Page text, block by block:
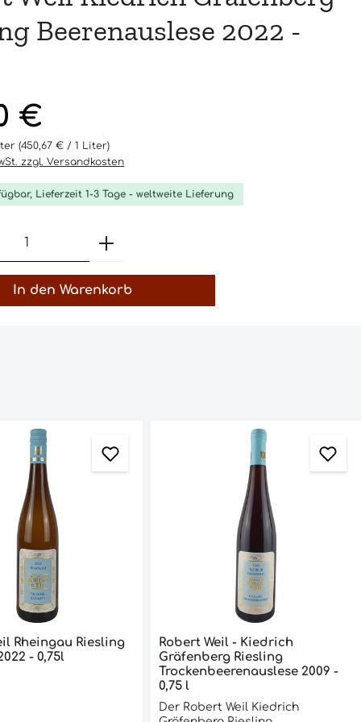
Beerenauslese 2022 -
€
(450,67 € / 1 Liter)
zzgl. Versandkosten
Lieferzeit 1-3 Tage - weltweite Lieferung
Anzahl: Gib den gewünschten
In den Warenkorb
Kabinett 2022 - 0,75l
Robert Weil - Kiedrich
Gräfenberg Riesling
Trockenbeerenauslese 2009 -
0,75 l
Der Robert Weil Kiedrich